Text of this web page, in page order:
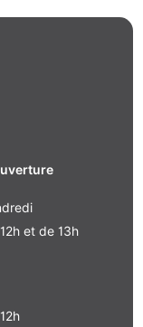
et de 13h